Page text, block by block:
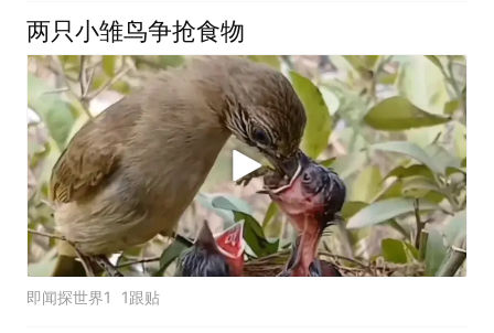
两只小雏鸟争抢食物
即闻探世界1 1跟贴